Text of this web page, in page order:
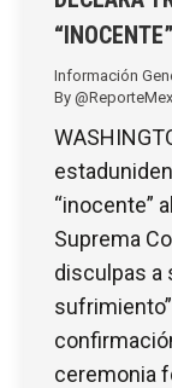
Información
By
“inocente”
Suprema
disculpas a
ceremonia